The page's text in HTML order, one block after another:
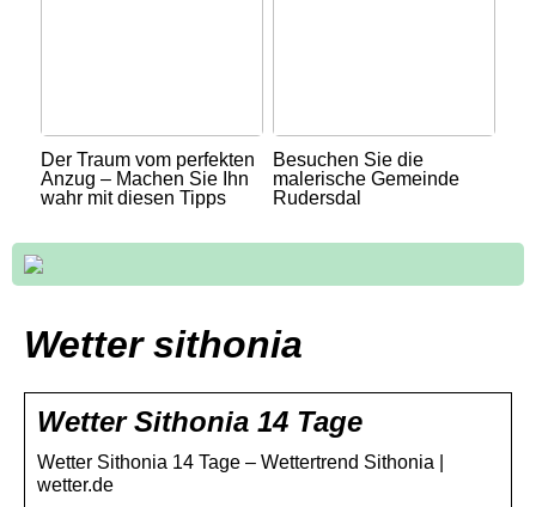
Der Traum vom perfekten
Anzug – Machen Sie Ihn
wahr mit diesen Tipps
Besuchen Sie die
malerische Gemeinde
Rudersdal
Wetter sithonia
Wetter Sithonia 14 Tage
Wetter Sithonia 14 Tage – Wettertrend Sithonia |
wetter.de